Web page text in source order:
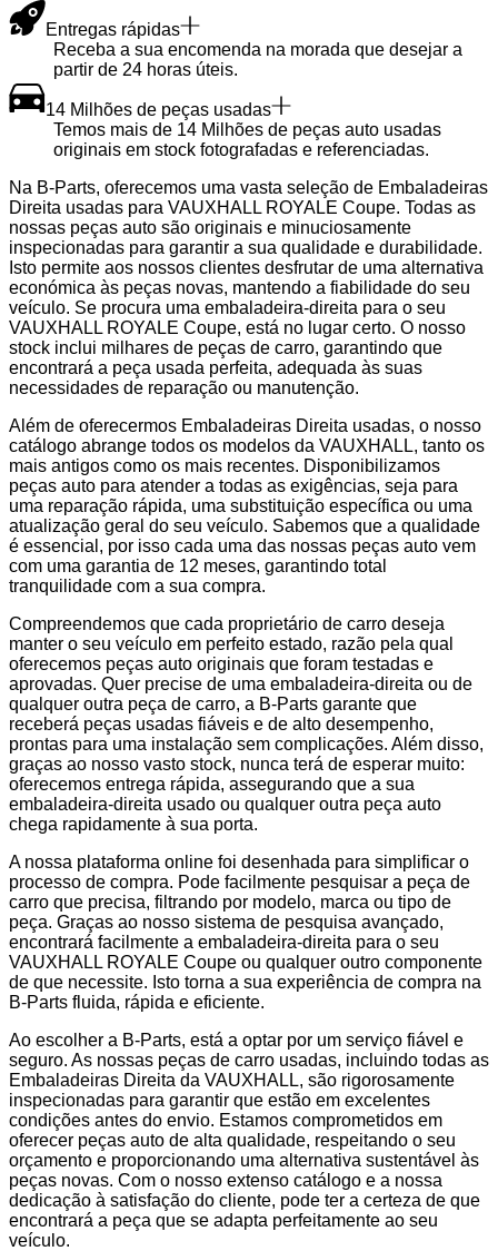
Entregas rápidas
Receba a sua encomenda na morada que desejar a
partir de 24 horas úteis.
14 Milhões de peças usadas
Temos mais de 14 Milhões de peças auto usadas
originais em stock fotografadas e referenciadas.
Na B-Parts, oferecemos uma vasta seleção de Embaladeiras
Direita usadas para VAUXHALL ROYALE Coupe. Todas as
nossas peças auto são originais e minuciosamente
inspecionadas para garantir a sua qualidade e durabilidade.
Isto permite aos nossos clientes desfrutar de uma alternativa
económica às peças novas, mantendo a fiabilidade do seu
veículo. Se procura uma embaladeira-direita para o seu
VAUXHALL ROYALE Coupe, está no lugar certo. O nosso
stock inclui milhares de peças de carro, garantindo que
encontrará a peça usada perfeita, adequada às suas
necessidades de reparação ou manutenção.
Além de oferecermos Embaladeiras Direita usadas, o nosso
catálogo abrange todos os modelos da VAUXHALL, tanto os
mais antigos como os mais recentes. Disponibilizamos
peças auto para atender a todas as exigências, seja para
uma reparação rápida, uma substituição específica ou uma
atualização geral do seu veículo. Sabemos que a qualidade
é essencial, por isso cada uma das nossas peças auto vem
com uma garantia de 12 meses, garantindo total
tranquilidade com a sua compra.
Compreendemos que cada proprietário de carro deseja
manter o seu veículo em perfeito estado, razão pela qual
oferecemos peças auto originais que foram testadas e
aprovadas. Quer precise de uma embaladeira-direita ou de
qualquer outra peça de carro, a B-Parts garante que
receberá peças usadas fiáveis e de alto desempenho,
prontas para uma instalação sem complicações. Além disso,
graças ao nosso vasto stock, nunca terá de esperar muito:
oferecemos entrega rápida, assegurando que a sua
embaladeira-direita usado ou qualquer outra peça auto
chega rapidamente à sua porta.
A nossa plataforma online foi desenhada para simplificar o
processo de compra. Pode facilmente pesquisar a peça de
carro que precisa, filtrando por modelo, marca ou tipo de
peça. Graças ao nosso sistema de pesquisa avançado,
encontrará facilmente a embaladeira-direita para o seu
VAUXHALL ROYALE Coupe ou qualquer outro componente
de que necessite. Isto torna a sua experiência de compra na
B-Parts fluida, rápida e eficiente.
Ao escolher a B-Parts, está a optar por um serviço fiável e
seguro. As nossas peças de carro usadas, incluindo todas as
Embaladeiras Direita da VAUXHALL, são rigorosamente
inspecionadas para garantir que estão em excelentes
condições antes do envio. Estamos comprometidos em
oferecer peças auto de alta qualidade, respeitando o seu
orçamento e proporcionando uma alternativa sustentável às
peças novas. Com o nosso extenso catálogo e a nossa
dedicação à satisfação do cliente, pode ter a certeza de que
encontrará a peça que se adapta perfeitamente ao seu
veículo.